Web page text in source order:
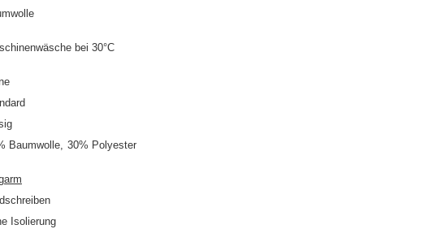
bei 30°C
Baumwolle 30% Polyester
Isolierung